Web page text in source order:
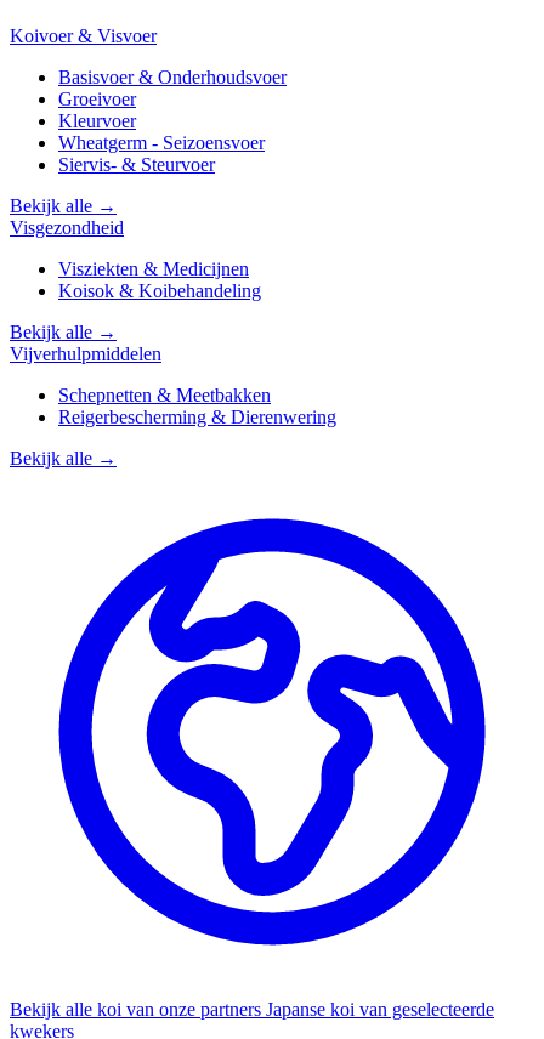
Koivoer & Visvoer
Basisvoer & Onderhoudsvoer
Groeivoer
Kleurvoer
Wheatgerm - Seizoensvoer
Siervis- & Steurvoer
Bekijk alle →
Visgezondheid
Visziekten & Medicijnen
Koisok & Koibehandeling
Bekijk alle →
Vijverhulpmiddelen
Schepnetten & Meetbakken
Reigerbescherming & Dierenwering
Bekijk alle →
Bekijk alle koi van onze partners Japanse koi van geselecteerde
kwekers